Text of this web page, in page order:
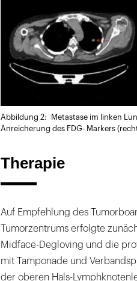
Abbildung 2: Metastase im linken
Anreicherung des FDG- Markers
Therapie
Auf Empfehlung des
Tumorzentrums erfolgte
Midface-Degloving und die
mit Tamponade und
der oberen Hals-